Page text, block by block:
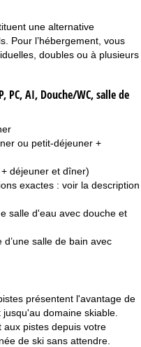
une alternative
Pour l’hébergement, vous
doubles ou à plusieurs
PC, AI, Douche/WC, salle de
ou petit-déjeuner +
déjeuner et dîner)
exactes : voir la description
salle d'eau avec douche et
salle de bain avec
présentent l'avantage de
domaine skiable.
aux pistes depuis votre
de ski sans attendre.